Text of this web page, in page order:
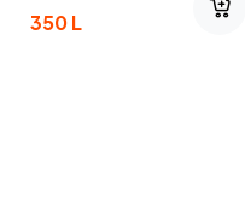
350L